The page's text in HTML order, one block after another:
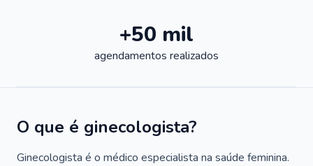
+50 mil
agendamentos realizados
O que é ginecologista?
Ginecologista é o médico especialista na saúde feminina.